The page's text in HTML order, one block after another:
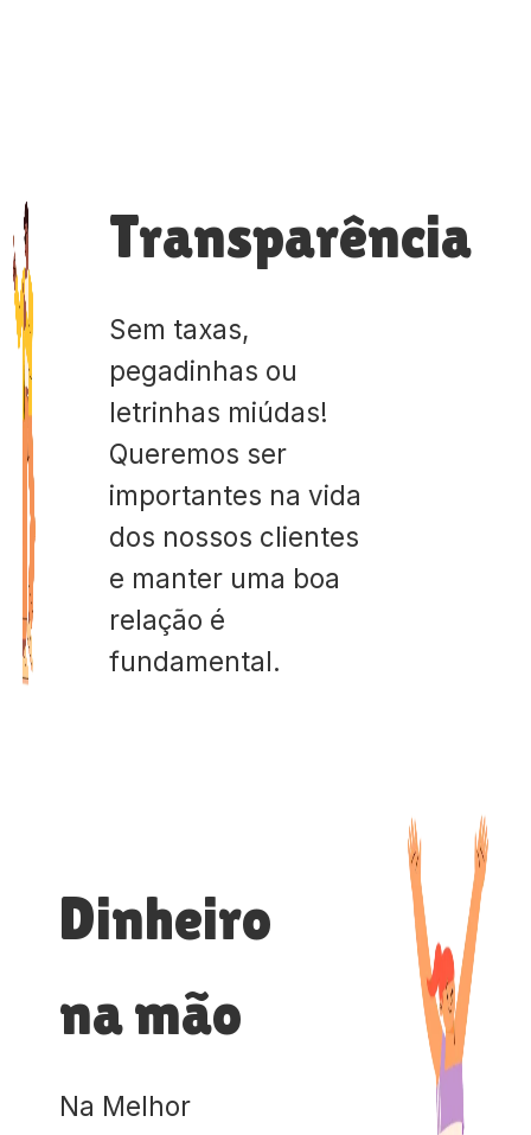
Transparência
Sem taxas,
pegadinhas ou
letrinhas miúdas!
Queremos ser
importantes na vida
dos nossos clientes
e manter uma boa
relação é
fundamental.
Dinheiro
na mão
Na Melhor